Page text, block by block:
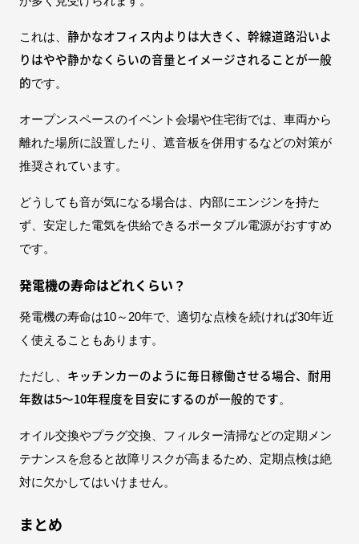
これは、 静かなオフィス内よりは大きく、幹線道路沿いよ
りはやや静かなくらいの音量とイメージされることが一般
的です。
オープンスペースのイベント会場や住宅街では、車両から
離れた場所に設置したり、遮音板を併用するなどの対策が
推奨されています。
どうしても音が気になる場合は、内部にエンジンを持た
ず、安定した電気を供給できるポータブル電源がおすすめ
です。
発電機の寿命はどれくらい？
発電機の寿命は10～20年で、適切な点検を続ければ30年近
く使えることもあります。
ただし、 キッチンカーのように毎日稼働させる場合、耐用
年数は5〜10年程度を目安にするのが一般的です。
オイル交換やプラグ交換、フィルター清掃などの定期メン
テナンスを怠ると故障リスクが高まるため、定期点検は絶
対に欠かしてはいけません。
まとめ